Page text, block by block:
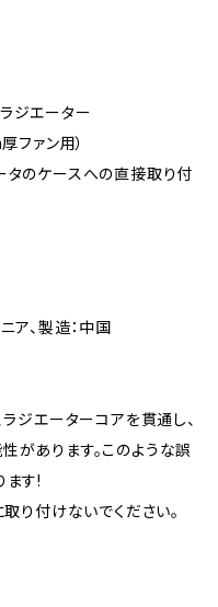
ジエーター
ァン用）
のケースへの直接取り付
ア、製造：中国
ジエーターコアを貫通し、
があります。このような誤
ます!
り付けないでください。